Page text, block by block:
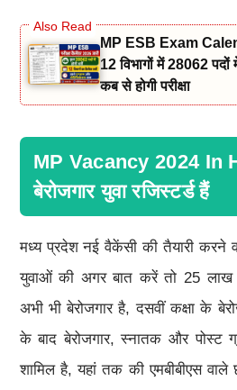
MP ESB Exam
12 विभागों में 28062 पदों
कब से होगी परीक्षा
MP Vacancy 2024 In
बेरोजगार युवा रजिस्टर्ड हैं
मध्य प्रदेश नई वैकेंसी की तैयारी करने
युवाओं की अगर बात करें तो 25 लाख से
अभी भी बेरोजगार है, दसवीं कक्षा के
के बाद बेरोजगार, स्नातक और पोस्ट
शामिल है, यहां तक की एमबीबीएस वाले